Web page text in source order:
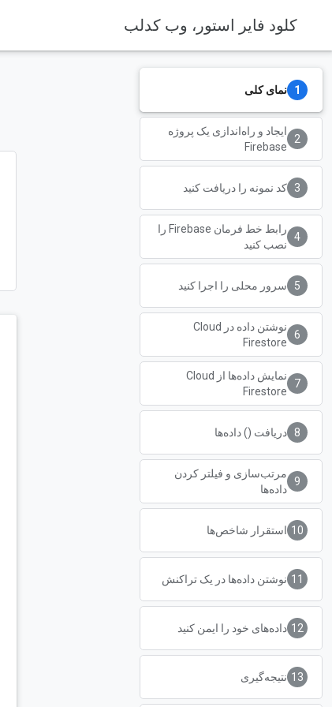
Firebaseکلود فایر استور، وب کدلب
نمای کلی
ایجاد و راه‌اندازی یک پروژه
Firebase
کد نمونه را دریافت کنید
رابط خط فرمان Firebase را
نصب کنید
سرور محلی را اجرا کنید
نوشتن داده در Cloud
Firestore
نمایش داده‌ها از Cloud
Firestore
دریافت () داده‌ها
مرتب‌سازی و فیلتر کردن
داده‌ها
استقرار شاخص‌ها
نوشتن داده‌ها در یک تراکنش
داده‌های خود را ایمن کنید
نتیجه‌گیری